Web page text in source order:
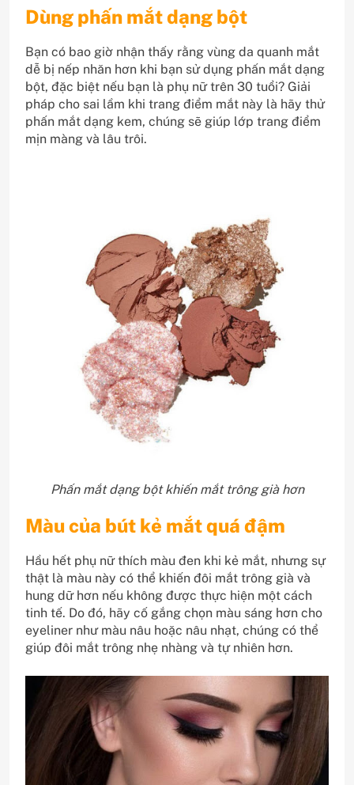
Dùng phấn mắt dạng bột
Bạn có bao giờ nhận thấy rằng vùng da quanh mắt
dễ bị nếp nhăn hơn khi bạn sử dụng phấn mắt dạng
bột, đặc biệt nếu bạn là phụ nữ trên 30 tuổi? Giải
pháp cho sai lầm khi trang điểm mắt này là hãy thử
phấn mắt dạng kem, chúng sẽ giúp lớp trang điểm
mịn màng và lâu trôi.
Phấn mắt dạng bột khiến mắt trông già hơn
Màu của bút kẻ mắt quá đậm
Hầu hết phụ nữ thích màu đen khi kẻ mắt, nhưng sự
thật là màu này có thể khiến đôi mắt trông già và
hung dữ hơn nếu không được thực hiện một cách
tinh tế. Do đó, hãy cố gắng chọn màu sáng hơn cho
eyeliner như màu nâu hoặc nâu nhạt, chúng có thể
giúp đôi mắt trông nhẹ nhàng và tự nhiên hơn.